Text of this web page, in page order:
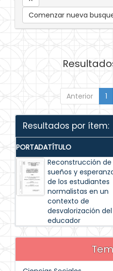
Comenzar nueva
Anterior 1
Resultados por ítem:
PORTADATÍTULO
Reconstrucción de
sueños y
de los estudiantes
normalistas en un
contexto de
desvalorización del
educador